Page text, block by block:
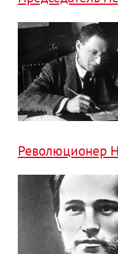
Революционер